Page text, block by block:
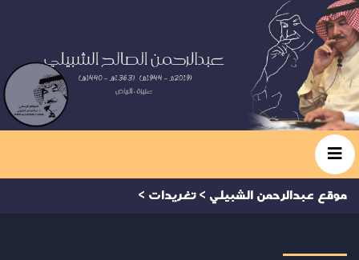
موقع عبدالرحمن الشبيلي > تغريدات >